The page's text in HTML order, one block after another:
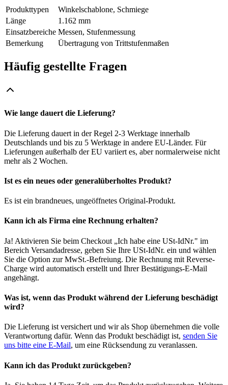
Produkttypen
Winkelschablone, Schmiege
Länge
1.162 mm
Einsatzbereiche Messen, Stufenmessung
Bemerkung
Übertragung von Trittstufenmaßen
Häufig gestellte Fragen
Wie lange dauert die Lieferung?
Die Lieferung dauert in der Regel 2-3 Werktage innerhalb
Deutschlands und bis zu 5 Werktage in andere EU-Länder. Für
Lieferungen außerhalb der EU variiert es, aber normalerweise nicht
mehr als 2 Wochen.
Ist es ein neues oder generalüberholtes Produkt?
Es ist ein brandneues, ungeöffnetes Original-Produkt.
Kann ich als Firma eine Rechnung erhalten?
Ja! Aktivieren Sie beim Checkout „Ich habe eine USt-IdNr." im
Bereich Versandadresse, geben Sie Ihre USt-IdNr. ein und wählen
Sie die Option zur MwSt.-Befreiung. Die Rechnung mit Reverse-
Charge wird automatisch erstellt und Ihrer Bestätigungs-E-Mail
angehängt.
Was ist, wenn das Produkt während der Lieferung beschädigt
wird?
Die Lieferung ist versichert und wir als Shop übernehmen die volle
Verantwortung dafür. Wenn das Produkt beschädigt ist, senden Sie
uns bitte eine E-Mail, um eine Rücksendung zu veranlassen.
Kann ich das Produkt zurückgeben?